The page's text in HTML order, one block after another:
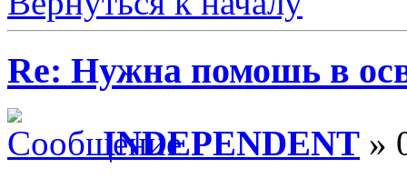
Re: Нужна помошь в
INDEPENDENT »